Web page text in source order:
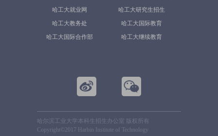
平台
哈工大就业网
哈工大研究生招生
哈工大教务处
哈工大国际教育
哈工大国际合作部
哈工大继续教育
哈尔滨工业大学本科生招生办公室 版权所有
Copyright©2017 Harbin Institute of Technology